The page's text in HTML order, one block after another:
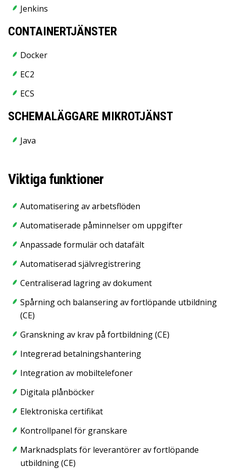
Jenkins
CONTAINERTJÄNSTER
Docker
EC2
ECS
SCHEMALÄGGARE MIKROTJÄNST
Java
Viktiga funktioner
Automatisering av arbetsflöden
Automatiserade påminnelser om uppgifter
Anpassade formulär och datafält
Automatiserad självregistrering
Centraliserad lagring av dokument
Spårning och balansering av fortlöpande utbildning
(CE)
Granskning av krav på fortbildning (CE)
Integrerad betalningshantering
Integration av mobiltelefoner
Digitala plånböcker
Elektroniska certifikat
Kontrollpanel för granskare
Marknadsplats för leverantörer av fortlöpande
utbildning (CE)